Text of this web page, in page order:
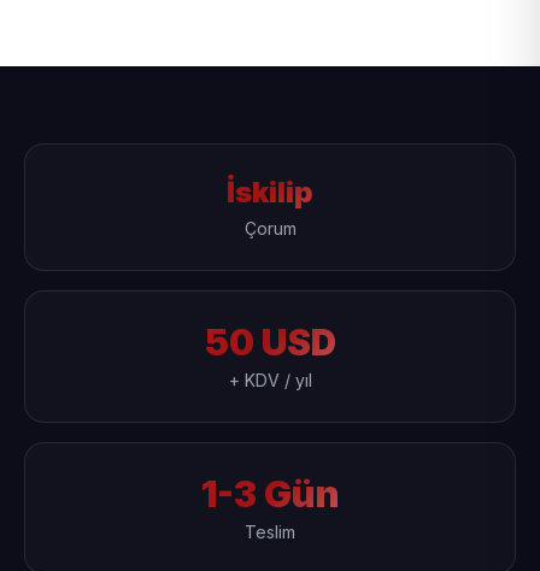
İskilip
Çorum
50 USD
+ KDV / yıl
1-3 Gün
Teslim